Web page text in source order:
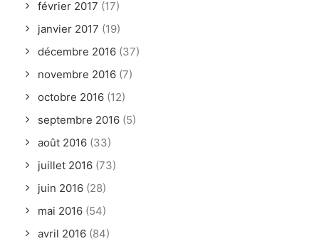
février 2017 (17)
janvier 2017 (19)
décembre 2016 (37)
novembre 2016 (7)
octobre 2016 (12)
septembre 2016 (5)
août 2016 (33)
juillet 2016 (73)
juin 2016 (28)
mai 2016 (54)
avril 2016 (84)